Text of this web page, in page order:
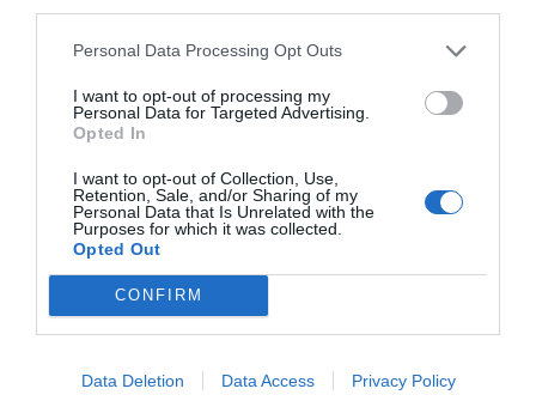
Personal Data Processing Opt Outs
I want to opt-out of processing my
Personal Data for Targeted Advertising.
Opted In
I want to opt-out of Collection, Use,
Retention, Sale, and/or Sharing of my
Personal Data that Is Unrelated with the
Purposes for which it was collected.
Opted Out
CONFIRM
Data Deletion Data Access Privacy Policy
Πρόσθεσε ένα σχόλιο
ΤΙΤΛΟΣ